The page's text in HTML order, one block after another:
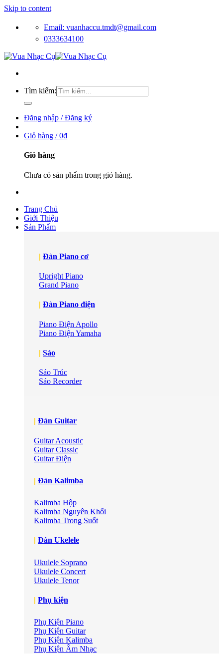
Skip to content
Email: vuanhaccu.tmdt@gmail.com
0333634100
Tìm kiếm:
Đăng nhập / Đăng ký
Giỏ hàng /0₫
Giỏ hàng
Chưa có sản phẩm trong giỏ hàng.
Trang Chủ
Giới Thiệu
Sản Phẩm
| Đàn Piano cơ
Upright Piano
Grand Piano
| Đàn Piano điện
Piano Điện Apollo
Piano Điện Yamaha
| Sáo
Sáo Trúc
Sáo Recorder
| Đàn Guitar
Guitar Acoustic
Guitar Classic
Guitar Điện
| Đàn Kalimba
Kalimba Hộp
Kalimba Nguyên Khối
Kalimba Trong Suốt
Đàn Ukelele
Ukulele Soprano
Ukulele Concert
Ukulele Tenor
| Phụ kiện
Phụ Kiện Piano
Phụ Kiện Guitar
Phụ Kiện Kalimba
Phụ Kiện Âm Nhạc